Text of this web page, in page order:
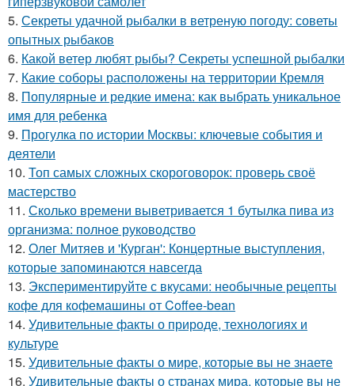
5. Секреты удачной рыбалки в ветреную погоду: советы
опытных рыбаков
6. Какой ветер любят рыбы? Секреты успешной рыбалки
7. Какие соборы расположены на территории Кремля
8. Популярные и редкие имена: как выбрать уникальное
имя для ребенка
9. Прогулка по истории Москвы: ключевые события и
деятели
10. Топ самых сложных скороговорок: проверь своё
мастерство
11. Сколько времени выветривается 1 бутылка пива из
организма: полное руководство
12. Олег Митяев и 'Курган': Концертные выступления,
которые запоминаются навсегда
13. Экспериментируйте с вкусами: необычные рецепты
кофе для кофемашины от Coffee-bean
14. Удивительные факты о природе, технологиях и
культуре
15. Удивительные факты о мире, которые вы не знаете
16. Удивительные факты о странах мира, которые вы не